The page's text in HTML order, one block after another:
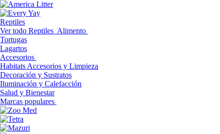
Reptiles
Ver todo Reptiles Alimento
Tortugas
Lagartos
Accesorios
Habitats Accesorios y Limpieza
Decoración y Sustratos
Iluminación y Calefacción
Salud y Bienestar
Marcas populares